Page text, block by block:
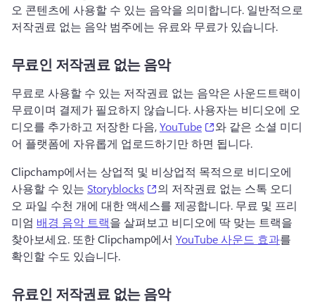
오 콘텐츠에 사용할 수 있는 음악을 의미합니다. 일반적으로
저작권료 없는 음악 범주에는 유료와 무료가 있습니다.
무료인 저작권료 없는 음악
무료로 사용할 수 있는 저작권료 없는 음악은 사운드트랙이
무료이며 결제가 필요하지 않습니다. 사용자는 비디오에 오
디오를 추가하고 저장한 다음, YouTube (opens in a new tab)
와 같은 소셜 미디
어 플랫폼에 자유롭게 업로드하기만 하면 됩니다.
Clipchamp에서는 상업적 및 비상업적 목적으로 비디오에
사용할 수 있는 Storyblocks (opens in a new tab)
의 저작권료 없는 스톡 오디
오 파일 수천 개에 대한 액세스를 제공합니다. 무료 및 프리
미엄 배경 음악 트랙을 살펴보고 비디오에 딱 맞는 트랙을
찾아보세요. 또한 Clipchamp에서 YouTube 사운드 효과를
확인할 수도 있습니다.
유료인 저작권료 없는 음악